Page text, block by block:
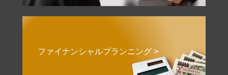
ファイナンシャルプランニング >